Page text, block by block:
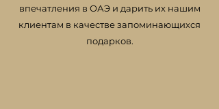
впечатления в ОАЭ и дарить их нашим
клиентам в качестве запоминающихся
подарков.